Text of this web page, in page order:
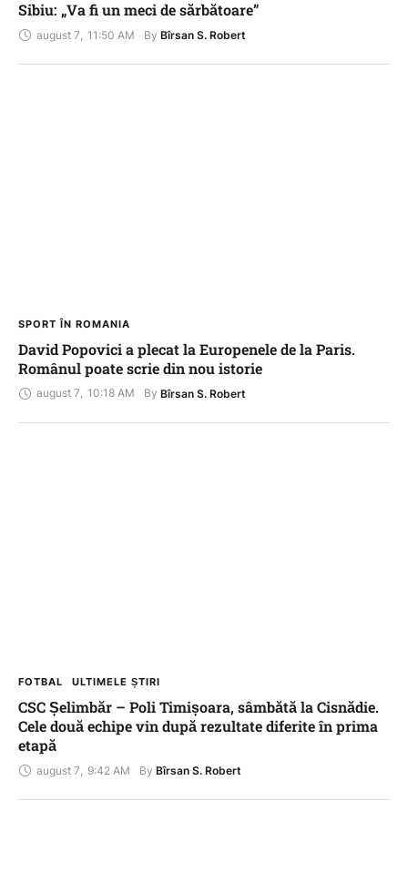
Sibiu: „Va fi un meci de sărbătoare”
august 7 11:50 AM By Bîrsan S. Robert
SPORT ÎN ROMANIA
David Popovici a plecat la Europenele de la Paris.
Românul poate scrie din nou istorie
august 7, 10:18 AM By Bîrsan S. Robert
FOTBAL ULTIMELE ȘTIRI
CSC Șelimbăr – Poli Timișoara, sâmbătă la Cisnădie.
Cele două echipe vin după rezultate diferite în prima
etapă
august 7 9:42 AM By Bîrsan S. Robert